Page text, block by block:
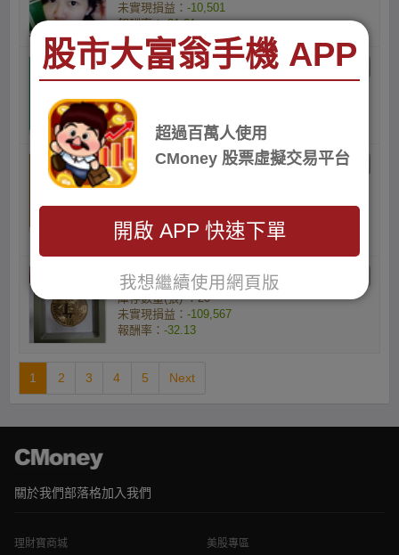
未實現損益： -10,501
報酬率：-31.21
jacko.tw的小資族
未實現損益：
報酬率：
-31.33
Neal Chang的股市阿土
伯
庫存數量(張) ：10
未實現損益：-54,759
報酬率： -32.12
海葉子的小資族
庫存數量(張) ：20
未實現損益： -109,567
報酬率： -32.13
1 2 3 4 5 Next
關於我們部落格加入我們
理財寶商城 美股專區
股市大富翁手機 APP
超過百萬人使用
CMoney 股票虛擬交易平台
開啟 APP 快速下單
我想繼續使用網頁版